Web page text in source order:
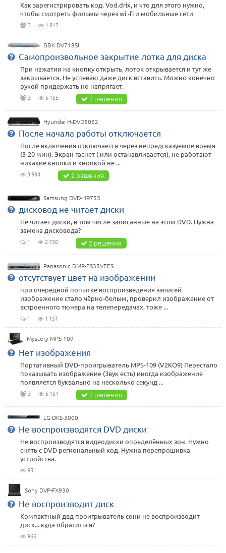
Как зарегистрировать код. Vod.drix, и что для этого нужно,
чтобы смотреть фильмы через wi -fi и мобильные сети
3 1 812
BBK DV718SI
Самопроизвольное закрытие лотка для диска
При нажатии на кнопку открыть, лоток открывается и тут же
закрывается. Не успеваю даже диск вставить. Можно конечно
рукой придержать но напрягает.
3 5 155 2 решения
Hyundai H-DVD5062
После начала работы отключается
После включения отключается через непредсказуемое время
(3-20 мин). Экран гаснет ( или останавливается), не работают
никакие кнопки и кнопкой не ...
3 994 2 решения
Samsung DVD-HR755
дисковод не читает диски
Не читает диски, в том числе записанные на этом DVD. Нужна
замена дисковода?
1 2 730 2 решения
Panasonic DMR-ES35VEES
отсутствует цвет на изображении
при очередной попытке воспроизведения записей
изображение стало чёрно-белым, проверил изображение от
встроенного тюнера на телепередачах, тоже ...
1 1 151
Mystery MPS-109
Нет изображения
Портативный DVD-проигрыватель MPS-109 (V2KO9) Перестало
показывать изображение (Звук есть) иногда изображение
появляется буквально на несколько секунд ...
3 5 151 2 решения
LG DKS-3000
Не воспроизводятся DVD диски
Не воспроизводятся видеодиски определённых зон. Нужно
снять с DVD региональный код. Нужна перепрошивка
устройства.
951
Sony DVP-FX930
Не воспроизводит диск
Компактный двд проигрыватель сони не воспроизводит
диск... куда обратиться?
966